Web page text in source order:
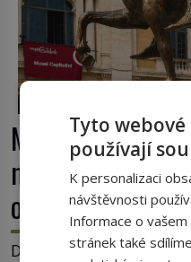
Marcus Aurelius:
nebo unavený
opiu?
Dějiny si římského
Tyto
používají
K personalizaci
návštěvnosti
Informace o vašem
stránek také